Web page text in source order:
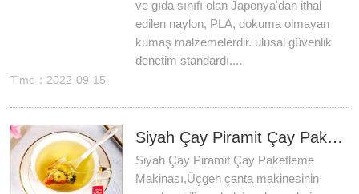
ve gıda sınıfı olan Japonya'dan ithal
edilen naylon, PLA, dokuma olmayan
kumaş malzemelerdir. ulusal güvenlik
denetim standardı....
Time：2022-09-15
Siyah Çay Piramit Çay Paketleme Makinası
Siyah Çay Piramit Çay Paketleme
Makinası,Üçgen çanta makinesinin